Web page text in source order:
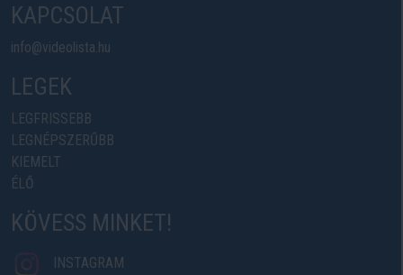
KAPCSOLAT
info@videolista.hu
LEGEK
LEGFRISSEBB
LEGNÉPSZERŰBB
KIEMELT
ÉLŐ
KÖVESS MINKET!
INSTAGRAM